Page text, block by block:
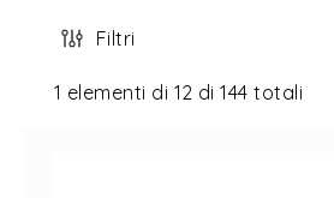
Gatti
1 elementi di 12 di144 totali
Filtri